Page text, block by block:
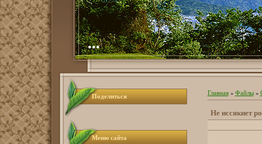
...
Поделиться
Меню сайта
Главная» Файлы»
Не иссякнет